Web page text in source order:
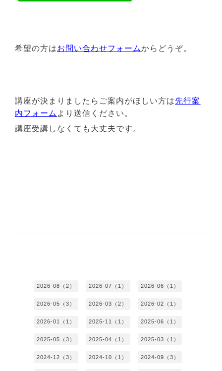
希望の方はお問い合わせフォームからどうぞ。
講座が決まりましたらご案内がほしい方は先行案
内フォーム より送信ください。
講座受講しなくても大丈夫です。
2026-08（2） 2026-07（1） 2026-06（1）
2026-05（3） 2026-03（2） 2026-02（1）
2026-01（1） 2025-11（1） 2025-06（1）
2025-05（3） 2025-04（1） 2025-03（1）
2024-12（3） 2024-10（1） 2024-09（3）